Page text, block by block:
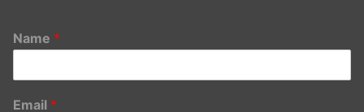
Name *
Email *